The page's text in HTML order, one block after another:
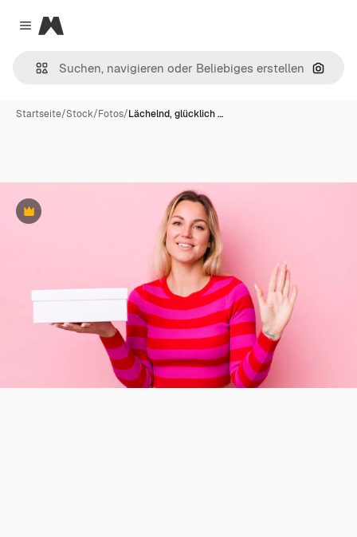
Close menu
Magnific
Nach
Startseite/Stock/Fotos/Lächelnd, glücklich …
Premium